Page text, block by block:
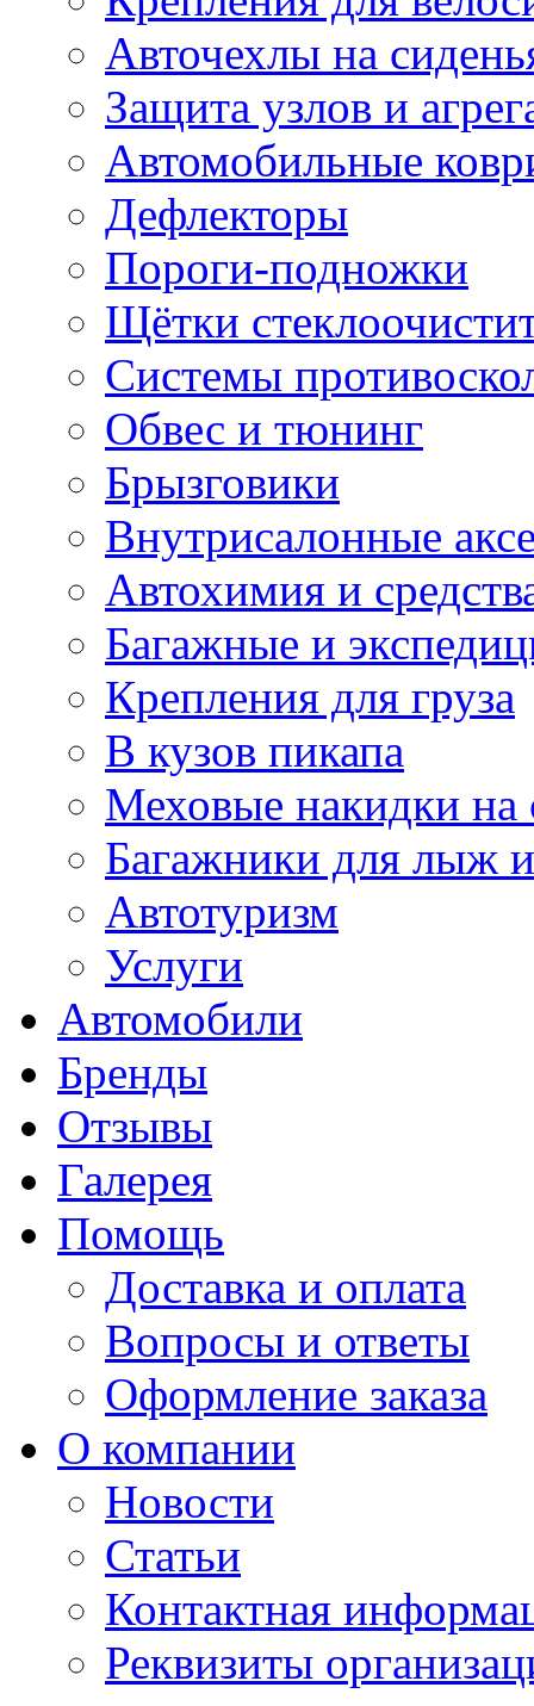
Авточехлы на
Защита узлов и
Автомобильные
Дефлекторы
Пороги-подножки
Щётки
Системы
Обвес и тюнинг
Брызговики
Внутрисалонные
Автохимия и
Багажные и
Крепления для груза
В кузов пикапа
Меховые накидки на
Багажники для лыж
Автотуризм
Услуги
Автомобили
Бренды
Отзывы
Галерея
Помощь
Доставка и оплата
Вопросы и ответы
Оформление заказа
О компании
Новости
Статьи
Контактная
Реквизиты